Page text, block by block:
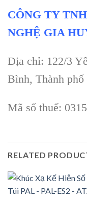
CÔNG TY
NGHỆ GIA
Địa chỉ: 122/3
Bình, Thành
Mã số thuế:
RELATED